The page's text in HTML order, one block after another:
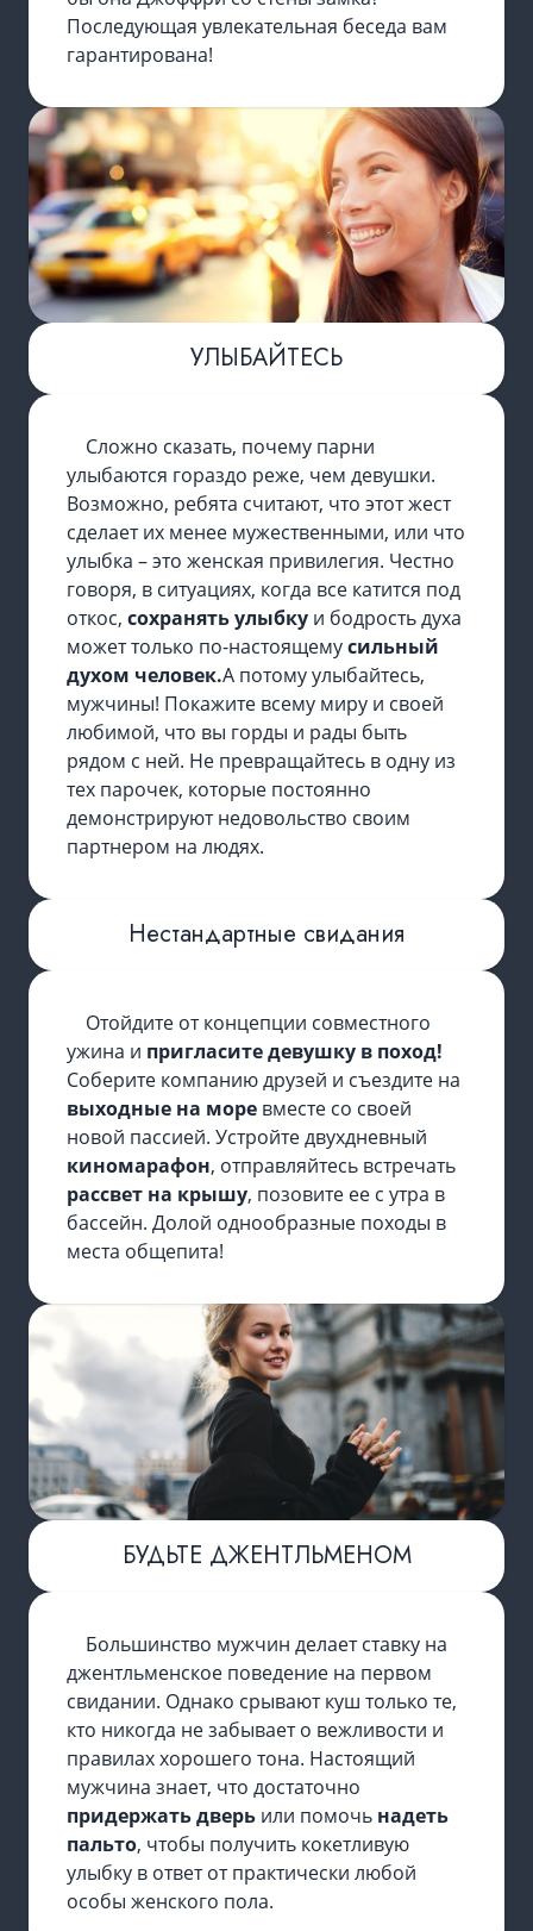
Последующая увлекательная беседа вам
гарантирована!
УЛЫБАЙТЕСЬ
Сложно сказать, почему парни
улыбаются гораздо реже, чем девушки.
Возможно, ребята считают, что этот жест
сделает их менее мужественными, или что
улыбка – это женская привилегия. Честно
говоря, в ситуациях, когда все катится под
откос, сохранять улыбку и бодрость духа
может только по-настоящемусильный
духом человек.А потому улыбайтесь,
мужчины! Покажите всему миру и своей
любимой, что вы горды и рады быть
рядом с ней. Не превращайтесь в одну из
тех парочек, которые постоянно
демонстрируют недовольство своим
партнером на людях.
Нестандартные свидания
Отойдите от концепции совместного
ужина и пригласите девушку в поход!
Соберите компанию друзей и съездите на
выходные на море вместе со своей
новой пассией. Устройте двухдневный
киномарафон, отправляйтесь встречать
рассвет на крышу, позовите ее с утра в
бассейн. Долой однообразные походы в
места общепита!
БУДЬТЕ ДЖЕНТЛЬМЕНОМ
Большинство мужчин делает ставку на
джентльменское поведение на первом
свидании. Однако срывают куш только те,
кто никогда не забывает о вежливости и
правилах хорошего тона. Настоящий
мужчина знает, что достаточно
придержать дверь или помочь надеть
пальто, чтобы получить кокетливую
улыбку в ответ от практически любой
особы женского пола.